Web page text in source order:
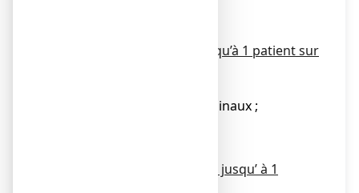
Fréquent (peut affecter jusqu’à 1 patient sur
● Ballonnements abdominaux ;
Peu fréquent (peut affecter jusqu’ à 1